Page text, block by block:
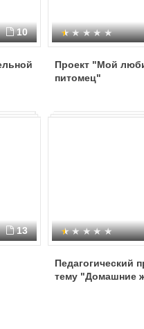
10
Проект "Мой
питомец"
13
Педагогический
тему "Домашние